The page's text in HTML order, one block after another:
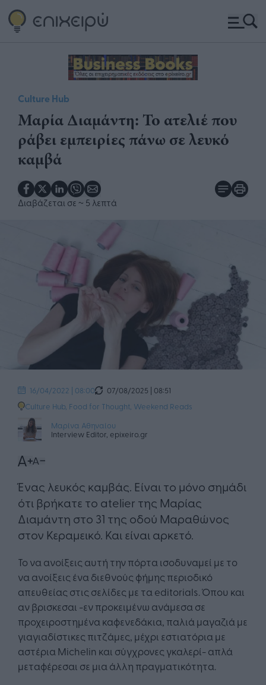
Culture Hub
Μαρία Διαμάντη: Το ατελιέ που
ράβει εμπειρίες πάνω σε λευκό
καμβά
Διαβάζεται σε ~ 5 λεπτά
16/04/2022 | 08:00
07/08/2025 | 08:51
Culture Hub Food for Thought Weekend Reads
Μαρίνα Αθηναίου
Interview Editor, epixeiro.gr
Ένας λευκός καμβάς. Είναι το μόνο σημάδι
ότι βρήκατε το atelier της Μαρίας
Διαμάντη στο 31 της οδού Μαραθώνος
στον Κεραμεικό. Και είναι αρκετό.
Το να ανοίξεις αυτή την πόρτα ισοδυναμεί με το
να ανοίξεις ένα διεθνούς φήμης περιοδικό
απευθείας στις σελίδες με τα editorials. Όπου και
αν βρισκεσαι -εν προκειμένω ανάμεσα σε
προχειροστημένα καφενεδάκια, παλιά μαγαζιά με
γιαγιαδίστικες πιτζάμες, μέχρι εστιατόρια με
αστέρια Michelin και σύγχρονες γκαλερί- απλά
μεταφέρεσαι σε μια άλλη πραγματικότητα.